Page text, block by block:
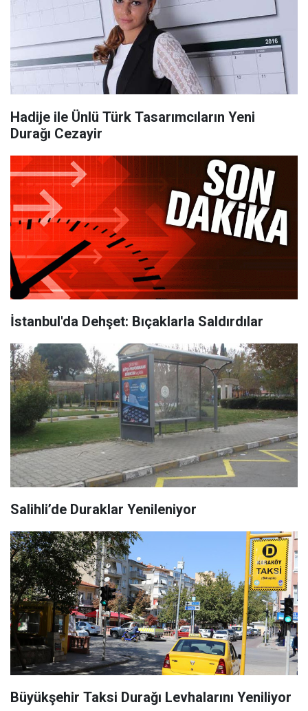
Hadije ile Ünlü Türk Tasarımcıların Yeni
Durağı Cezayir
İstanbul'da Dehşet: Bıçaklarla Saldırdılar
Salihli’de Duraklar Yenileniyor
Büyükşehir Taksi Durağı Levhalarını Yeniliyor